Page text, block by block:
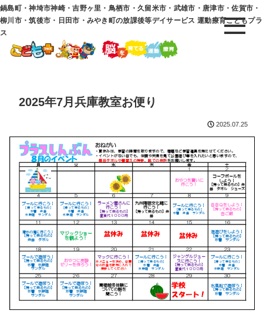
鍋島町・神埼市神崎・吉野ヶ里・鳥栖市・久留米市・武雄市・唐津市・佐賀市・
柳川市・筑後市・日田市・みやき町の放課後等デイサービス 運動療育こどもプラ
ス
2025年7月兵庫教室お便り
2025.07.25